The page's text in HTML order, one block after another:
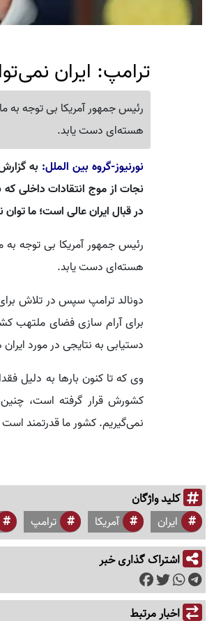
ترامپ: ایران
رئیس جمهور آمریکا بی توجه به
هسته‌ای دست یابد.
نورنیوز-گروه بین الملل: به
نجات از موج انتقادات داخلی که
در قبال ایران عالی است؛ ما توان
رئیس جمهور آمریکا بی توجه به
هسته‌ای دست یابد.
دونالد ترامپ سپس در تلاش
برای آرام سازی فضای ملتهب
دستیابی به نتایجی در مورد
وی که تا کنون بارها به دلیل
کشورش قرار گرفته است، چنین
نمی‌گیریم. کشور ما قدرتمند
کلید واژگان
ایران آمریکا ترامپ
اشتراک گذاری خبر
اخبار مرتبط